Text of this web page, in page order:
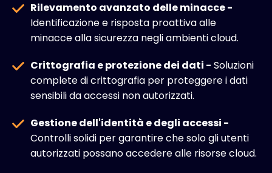
Rilevamento avanzato delle minacce -
Identificazione e risposta proattiva alle
minacce alla sicurezza negli ambienti cloud.
Crittografia e protezione dei dati - Soluzioni
complete di crittografia per proteggere i dati
sensibili da accessi non autorizzati.
Gestione dell'identità e degli accessi -
Controlli solidi per garantire che solo gli utenti
autorizzati possano accedere alle risorse cloud.